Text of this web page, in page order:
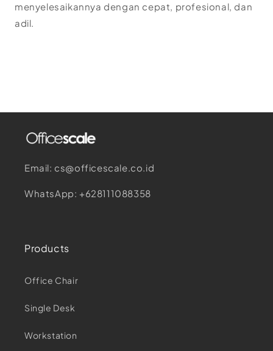
menyelesaikannya dengan cepat, profesional, dan
adil.
Email: cs@officescale.co.id
WhatsApp: +628111088358
Products
Office Chair
Single Desk
Workstation